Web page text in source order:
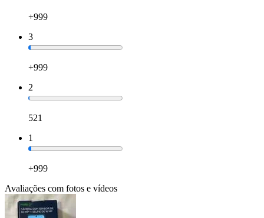
+999
3
+999
2
521
1
+999
Avaliações com fotos e vídeos